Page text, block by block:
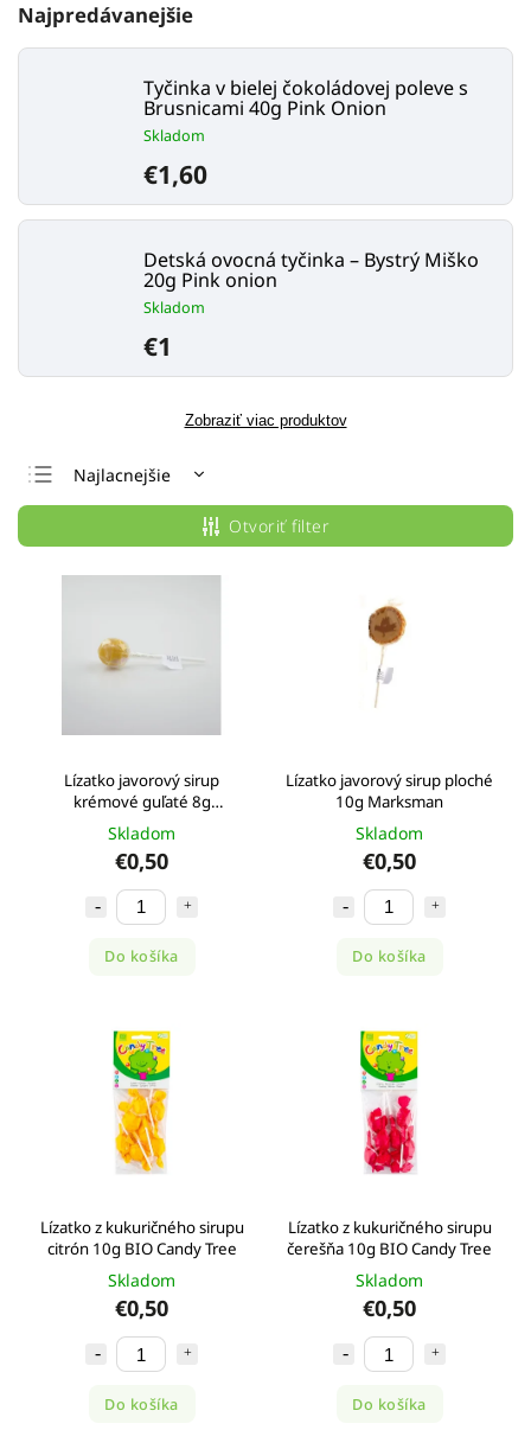
Najpredávanejšie
Tyčinka v bielej čokoládovej poleve s
Brusnicami 40g Pink Onion
Skladom
€1,60
Detská ovocná tyčinka – Bystrý Miško
20g Pink onion
Skladom
€1
Zobraziť viac produktov
Najlacnejšie
Najdrahšie
Najpredávanejšie
Otvoriť filter
Lízatko javorový sirup
krémové guľaté 8g
Marksman
Skladom
€0,50
Do košíka
Lízatko javorový sirup ploché
10g Marksman
Skladom
€0,50
Do košíka
Lízatko z kukuričného sirupu
citrón 10g BIO Candy Tree
Skladom
€0,50
Do košíka
Lízatko z kukuričného sirupu
čerešňa 10g BIO Candy Tree
Skladom
€0,50
Do košíka